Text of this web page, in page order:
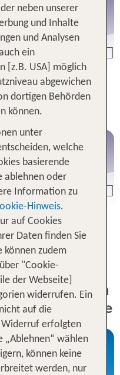
La Palma Angebote
Canaria Angebote
den Kanaren
TOP Angebote
neben unserer
und Inhalte
und Analysen
ein
[z.B. USA] möglich
abgewichen
dortigen Behörden
können.
unter
welche
basierende
ablehnen oder
Information zu
Hinweis.
auf Cookies
Daten finden Sie
können zudem
"Cookie-
der Webseite]
widerrufen. Ein
auf die
Widerruf erfolgten
„Ablehnen“ wählen
können keine
werden, nur